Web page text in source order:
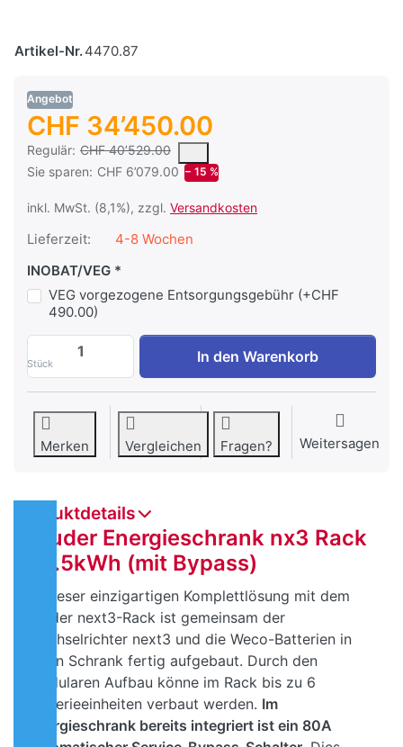
Artikel-Nr.4470.87
Angebot
CHF 34’450.00
Regulär: CHF 40’529.00
Es handelt sich um den mittleren Verkaufspreis, den Kunden
Sie sparen: CHF 6’079.00 − 15 %
inkl. MwSt. (8,1%), zzgl. Versandkosten
Lieferzeit:
4-8 Wochen
INOBAT/VEG
VEG vorgezogene Entsorgungsgebühr (+CHF
490.00)
Stück
Energieschrank nx3 Rack 26.5kWh mit
In den Warenkorb
Merken Vergleichen Fragen? Weitersagen
Produktdetails
Studer Energieschrank nx3 Rack
26.5kWh (mit Bypass)
In dieser einzigartigen Komplettlösung mit dem
Studer next3-Rack ist gemeinsam der
Wechselrichter next3 und die Weco-Batterien in
einen Schrank fertig aufgebaut. Durch den
modularen Aufbau könne im Rack bis zu 6
Batterieeinheiten verbaut werden. Im
Energieschrank bereits integriert ist ein 80A